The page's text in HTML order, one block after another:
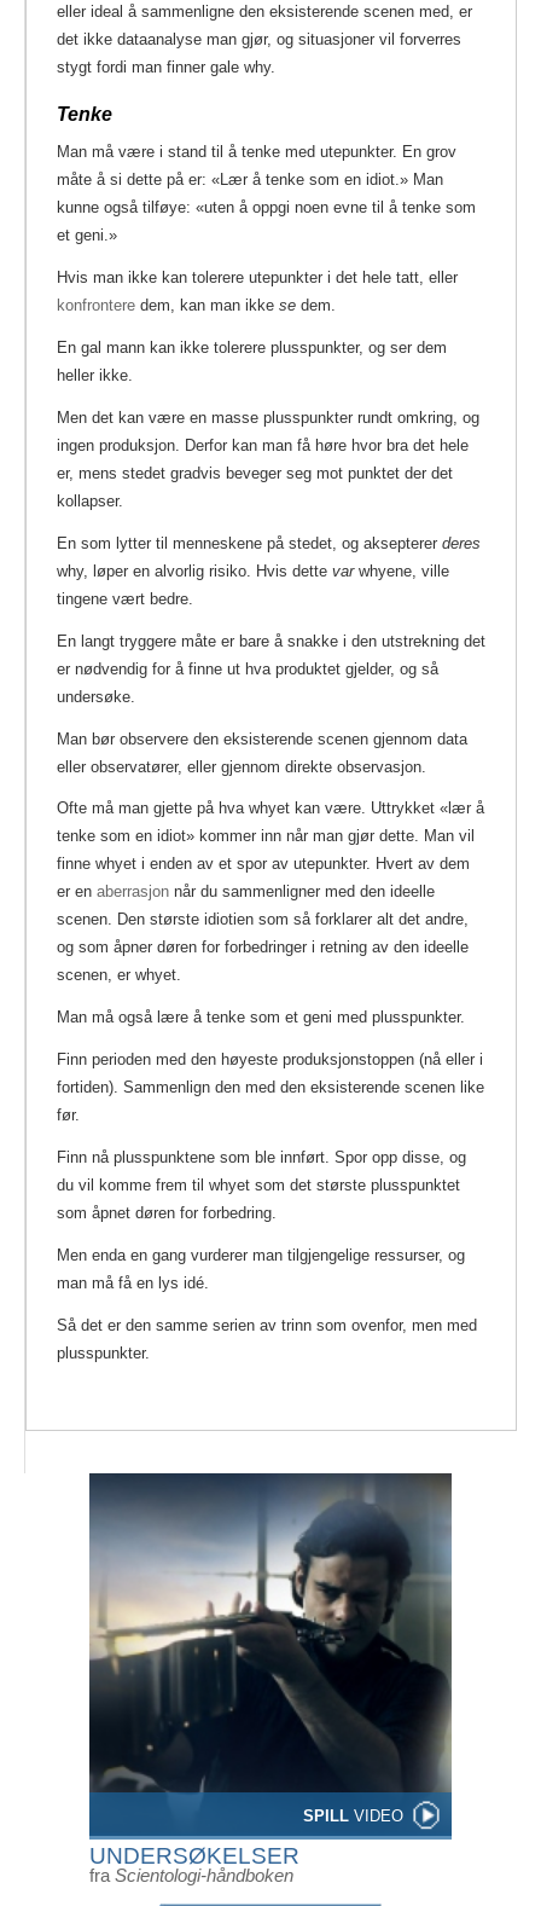
SPILL VIDEO
UNDERSØKELSER
fra Scientologi-håndboken
eller ideal å sammenligne den eksisterende scenen med, er
det ikke dataanalyse man gjør, og situasjoner vil forverres
stygt fordi man finner gale why.
Tenke
Man må være i stand til å tenke med utepunkter. En grov
måte å si dette på er: «Lær å tenke som en idiot.» Man
kunne også tilføye: «uten å oppgi noen evne til å tenke som
et geni.»
Hvis man ikke kan tolerere utepunkter i det hele tatt, eller
konfrontere dem, kan man ikke se dem.
En gal mann kan ikke tolerere plusspunkter, og ser dem
heller ikke.
Men det kan være en masse plusspunkter rundt omkring, og
ingen produksjon. Derfor kan man få høre hvor bra det hele
er, mens stedet gradvis beveger seg mot punktet der det
kollapser.
En som lytter til menneskene på stedet, og aksepterer deres
why, løper en alvorlig risiko.
Hvis dette varwhyene, ville
tingene vært bedre.
En langt tryggere måte er bare å snakke i den utstrekning det
er nødvendig for å finne ut hva produktet gjelder, og så
undersøke.
Man bør observere den eksisterende scenen gjennom data
eller observatører, eller gjennom direkte observasjon.
Ofte må man gjette på hva whyet kan være. Uttrykket «lær å
tenke som en idiot» kommer inn når man gjør dette. Man vil
finne whyet i enden av et spor av utepunkter. Hvert av dem
er en aberrasjon når du sammenligner med den ideelle
scenen. Den største idiotien som så forklarer alt det andre,
og som åpner døren for forbedringer i retning av den ideelle
scenen, er whyet.
Man må også lære å tenke som et geni med plusspunkter.
Finn perioden med den høyeste produksjonstoppen (nå eller i
fortiden). Sammenlign den med den eksisterende scenen like
før.
Finn nå plusspunktene som ble innført. Spor opp disse, og
du vil komme frem til whyet som det største plusspunktet
som åpnet døren for forbedring.
Men enda en gang vurderer man tilgjengelige ressurser, og
man må få en lys idé.
Så det er den samme serien av trinn som ovenfor, men med
plusspunkter.